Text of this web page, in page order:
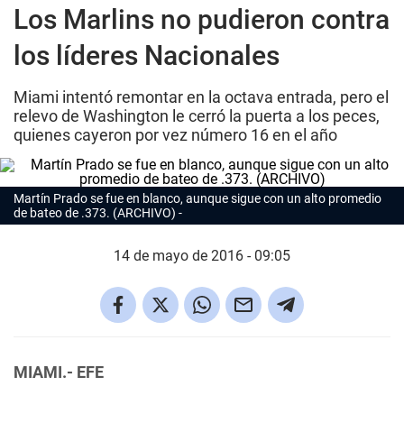
Los Marlins no pudieron contra
los líderes Nacionales
Miami intentó remontar en la octava entrada, pero el
relevo de Washington le cerró la puerta a los peces,
quienes cayeron por vez número 16 en el año
Martín Prado se fue en blanco, aunque sigue con un alto promedio
de bateo de .373. (ARCHIVO)
14 de mayo de 2016 - 09:05
MIAMI.- EFE